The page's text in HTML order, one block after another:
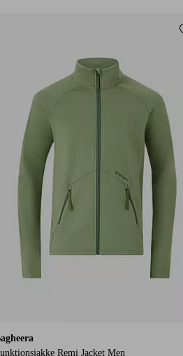
Remi Jacket Men